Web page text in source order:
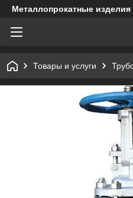
Металлопрокатные изделия
Товары и услуги